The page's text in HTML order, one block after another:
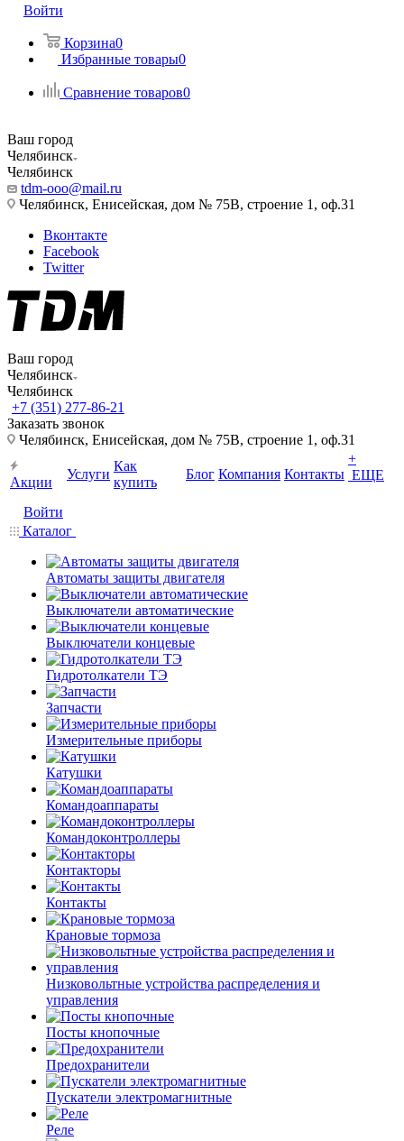
Войти
Корзина0
Избранные товары0
Сравнение товаров0
Ваш город
Челябинск
Челябинск
tdm-ooo@mail.ru
Челябинск, Енисейская, дом № 75В, строение 1, оф.31
Вконтакте
Facebook
Twitter
Ваш город
Челябинск
Челябинск
+7 (351) 277-86-21
Заказать звонок
Челябинск, Енисейская, дом № 75В, строение 1, оф.31
Акции
Услуги
Как
купить
Блог Компания Контакты
+
ЕЩЕ
Войти
Каталог
Автоматы защиты двигателя
Выключатели автоматические
Выключатели концевые
Гидротолкатели ТЭ
Запчасти
Измерительные приборы
Катушки
Командоаппараты
Командоконтроллеры
Контакторы
Контакты
Крановые тормоза
Низковольтные устройства распределения и
управления
Посты кнопочные
Предохранители
Пускатели электромагнитные
Реле